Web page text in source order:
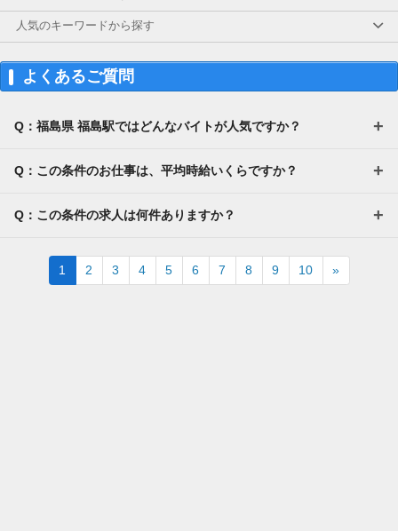
人気のキーワードから探す
よくあるご質問
Q：福島県 福島駅ではどんなバイトが人気ですか？
Q：この条件のお仕事は、平均時給いくらですか？
Q：この条件の求人は何件ありますか？
1 2 3 4 5 6 7 8 9 10 »Next